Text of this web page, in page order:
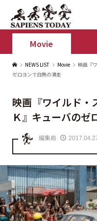
Movie
NEWS LIST Movie
映画『
ゼロヨンで白熱の滑走
映画『ワイルド・
Ｋ』キューバのゼ
編集局